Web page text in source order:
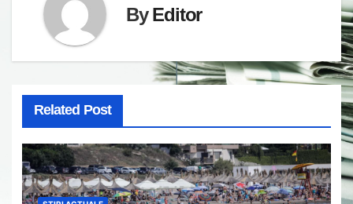
ByEditor
Related Post